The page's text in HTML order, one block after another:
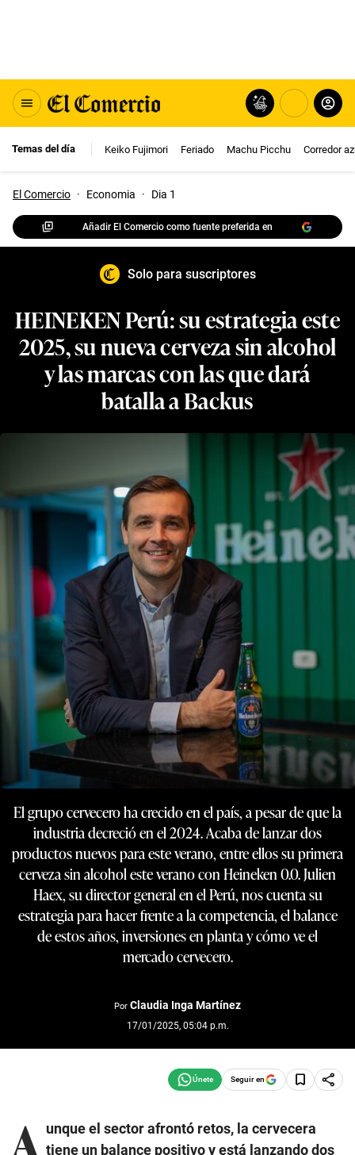
Temas del día Keiko Fujimori Feriado Machu Picchu Corredor
El Comercio · Economia · Dia 1
Añadir El Comercio como fuente preferida en
Solo para suscriptores
HEINEKEN Perú: su estrategia este
2025, su nueva cerveza sin alcohol
y las marcas con las que dará
batalla a Backus
El grupo cervecero ha crecido en el país, a pesar de que la
industria decreció en el 2024. Acaba de lanzar dos
productos nuevos para este verano, entre ellos su primera
cerveza sin alcohol este verano con Heineken 0.0. Julien
Haex, su director general en el Perú, nos cuenta su
estrategia para hacer frente a la competencia, el balance
de estos años, inversiones en planta y cómo ve el
mercado cervecero.
Por Claudia Inga Martínez
17/01/2025, 05:04 p.m.
Seguir en
A unque el sector afrontó retos, la cervecera
tiene un balance positivo y está lanzando dos